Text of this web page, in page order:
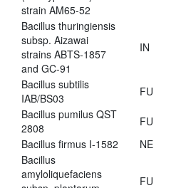
strain AM65-52
Bacillus thuringiensis
subsp. Aizawai
strains ABTS-1857
and GC-91
IN
Bacillus subtilis
IAB/BS03
FU
Bacillus pumilus QST
2808
FU
Bacillus firmus I-1582
NE
Bacillus
amyloliquefaciens
FU